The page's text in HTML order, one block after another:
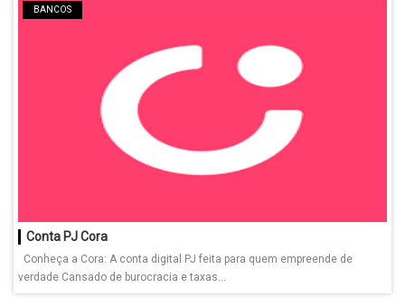
BANCOS
Conta PJ Cora
Conheça a Cora: A conta digital PJ feita para quem empreende de
verdade Cansado de burocracia e taxas...